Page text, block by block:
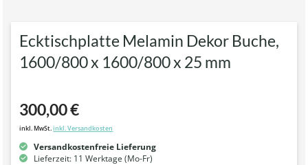
Ecktischplatte Melamin Dekor Buche,
1600/800 x 1600/800 x 25 mm
300,00 €
inkl. MwSt.inkl. Versandkosten
Versandkostenfreie Lieferung
Lieferzeit: 11 Werktage (Mo-Fr)